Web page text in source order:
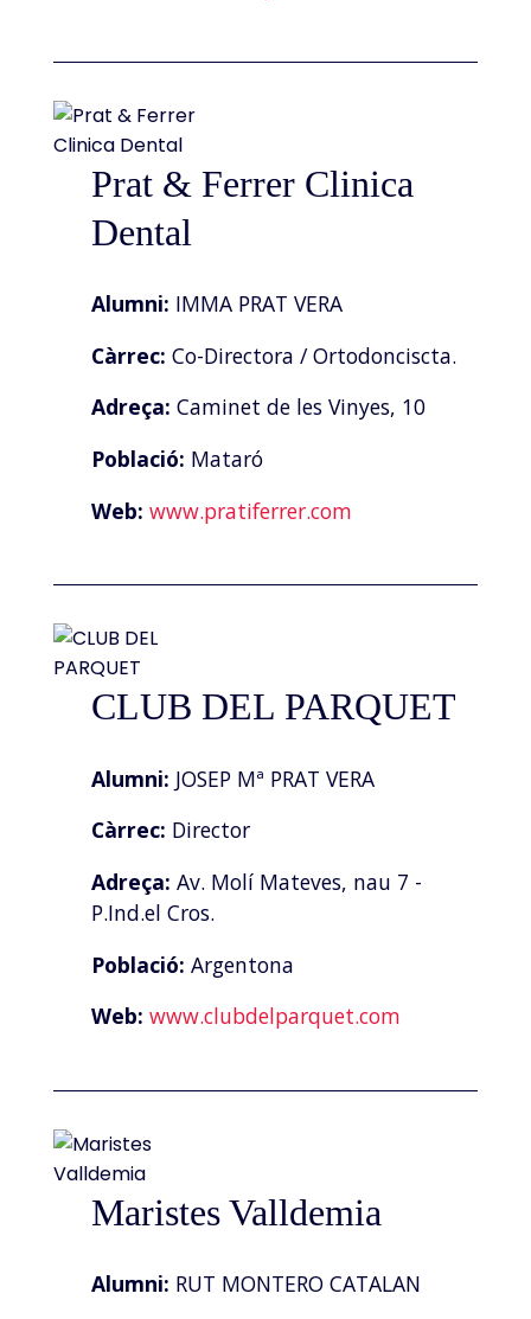
Prat & Ferrer Clinica
Dental
Alumni: IMMA PRAT VERA
Càrrec: Co-Directora / Ortodonciscta.
Adreça: Caminet de les Vinyes, 10
Població: Mataró
Web: www.pratiferrer.com
CLUB DEL PARQUET
Alumni: JOSEP Mª PRAT VERA
Càrrec: Director
Adreça: Av. Molí Mateves, nau 7 -
P.Ind.el Cros.
Població: Argentona
Web: www.clubdelparquet.com
Maristes Valldemia
Alumni: RUT MONTERO CATALAN